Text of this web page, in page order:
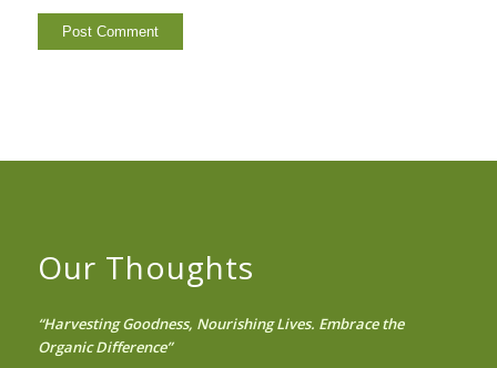
Our Thoughts
“Harvesting Goodness, Nourishing Lives. Embrace the
Organic Difference”